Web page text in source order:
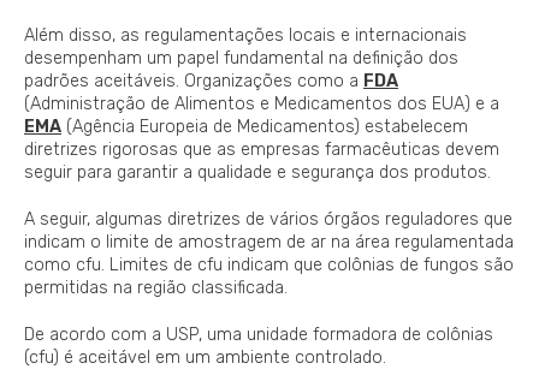
Além disso, as regulamentações locais e internacionais
desempenham um papel fundamental na definição dos
padrões aceitáveis. Organizações como a FDA
(Administração de Alimentos e Medicamentos dos EUA) e a
EMA (Agência Europeia de Medicamentos) estabelecem
diretrizes rigorosas que as empresas farmacêuticas devem
seguir para garantir a qualidade e segurança dos produtos.
A seguir, algumas diretrizes de vários órgãos reguladores que
indicam o limite de amostragem de ar na área regulamentada
como cfu. Limites de cfu indicam que colônias de fungos são
permitidas na região classificada.
De acordo com a USP, uma unidade formadora de colônias
(cfu) é aceitável em um ambiente controlado.